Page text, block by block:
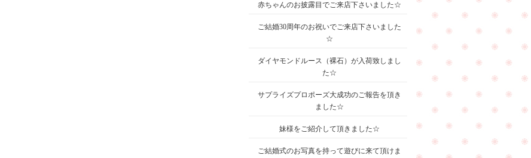
赤ちゃんのお披露目でご来店下さいました☆
ご結婚30周年のお祝いでご来店下さいました
☆
ダイヤモンドルース（裸石）が入荷致しまし
た☆
サプライズプロポーズ大成功のご報告を頂き
ました☆
妹様をご紹介して頂きました☆
ご結婚式のお写真を持って遊びに来て頂けま